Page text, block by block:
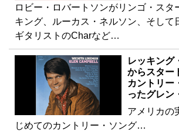
ロビー・ロバートソンがリンゴ・スタ
キング、ルーカス・ネルソン、そして
ギタリストのCharなど…
レッキング
からスター
カントリー
ったグレン
アメリカの
じめてのカントリー・ソング…